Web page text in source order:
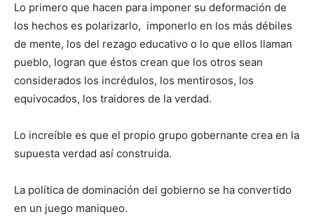
Lo primero que hacen para imponer su deformación de
los hechos es polarizarlo, imponerlo en los más débiles
de mente, los del rezago educativo o lo que ellos llaman
pueblo, logran que éstos crean que los otros sean
considerados los incrédulos, los mentirosos, los
equivocados, los traidores de la verdad.
Lo increíble es que el propio grupo gobernante crea en la
supuesta verdad así construida.
La política de dominación del gobierno se ha convertido
en un juego maniqueo.